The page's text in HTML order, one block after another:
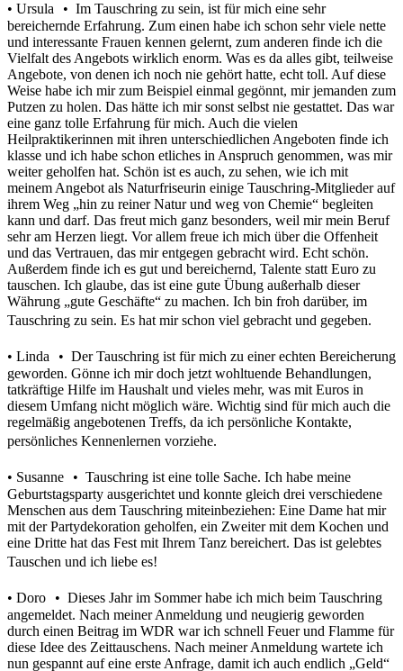
• Ursula • Im Tauschring zu sein, ist für mich eine sehr
bereichernde Erfahrung. Zum einen habe ich schon sehr viele nette
und interessante Frauen kennen gelernt, zum anderen finde ich die
Vielfalt des Angebots wirklich enorm. Was es da alles gibt, teilweise
Angebote, von denen ich noch nie gehört hatte, echt toll. Auf diese
Weise habe ich mir zum Beispiel einmal gegönnt, mir jemanden zum
Putzen zu holen. Das hätte ich mir sonst selbst nie gestattet. Das war
eine ganz tolle Erfahrung für mich. Auch die vielen
Heilpraktikerinnen mit ihren unterschiedlichen Angeboten finde ich
klasse und ich habe schon etliches in Anspruch genommen, was mir
weiter geholfen hat. Schön ist es auch, zu sehen, wie ich mit
meinem Angebot als Naturfriseurin einige Tauschring-Mitglieder auf
ihrem Weg „hin zu reiner Natur und weg von Chemie“ begleiten
kann und darf. Das freut mich ganz besonders, weil mir mein Beruf
sehr am Herzen liegt. Vor allem freue ich mich über die Offenheit
und das Vertrauen, das mir entgegen gebracht wird. Echt schön.
Außerdem finde ich es gut und bereichernd, Talente statt Euro zu
tauschen. Ich glaube, das ist eine gute Übung außerhalb dieser
Währung „gute Geschäfte“ zu machen. Ich bin froh darüber, im
Tauschring zu sein. Es hat mir schon viel gebracht und gegeben.
• Linda • Der Tauschring ist für mich zu einer echten Bereicherung
geworden. Gönne ich mir doch jetzt wohltuende Behandlungen,
tatkräftige Hilfe im Haushalt und vieles mehr, was mit Euros in
diesem Umfang nicht möglich wäre. Wichtig sind für mich auch die
regelmäßig angebotenen Treffs, da ich persönliche Kontakte,
persönliches Kennenlernen vorziehe.
• Susanne • Tauschring ist eine tolle Sache. Ich habe meine
Geburtstagsparty ausgerichtet und konnte gleich drei verschiedene
Menschen aus dem Tauschring miteinbeziehen: Eine Dame hat mir
mit der Partydekoration geholfen, ein Zweiter mit dem Kochen und
eine Dritte hat das Fest mit Ihrem Tanz bereichert. Das ist gelebtes
Tauschen und ich liebe es!
• Doro • Dieses Jahr im Sommer habe ich mich beim Tauschring
angemeldet. Nach meiner Anmeldung und neugierig geworden
durch einen Beitrag im WDR war ich schnell Feuer und Flamme für
diese Idee des Zeittauschens. Nach meiner Anmeldung wartete ich
nun gespannt auf eine erste Anfrage, damit ich auch endlich „Geld“